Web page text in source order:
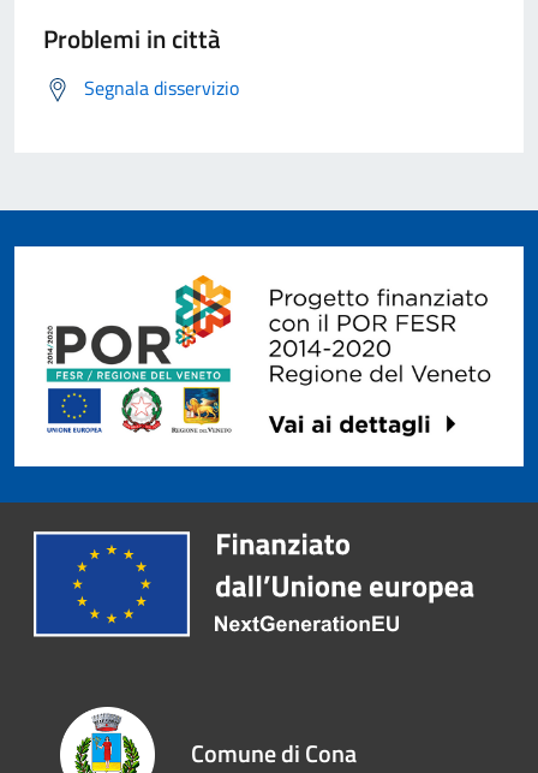
Problemi in città
Segnala disservizio
Comune di Cona